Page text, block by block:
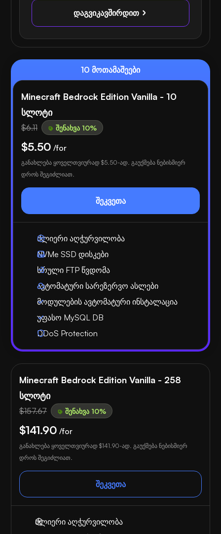
დაგვიკავშირდით
10 მოთამაშეები
Minecraft Bedrock Edition Vanilla - 10
სლოტი
$6.11 შენახვა 10%
$5.50 /for
განახლება ყოველთვიურად $5.50-ად. გაუქმება ნებისმიერ
დროს შეგიძლიათ.
შეკვეთა
ძლიერი აღჭურვილობა
NVMe SSD დისკები
სრული FTP წვდომა
ავტომატური სარეზერვო ასლები
მოდულების ავტომატური ინსტალაცია
უფასო MySQL DB
DDoS Protection
Minecraft Bedrock Edition Vanilla - 258
სლოტი
$157.67 შენახვა 10%
$141.90 /for
განახლება ყოველთვიურად $141.90-ად. გაუქმება ნებისმიერ
დროს შეგიძლიათ.
შეკვეთა
ძლიერი აღჭურვილობა